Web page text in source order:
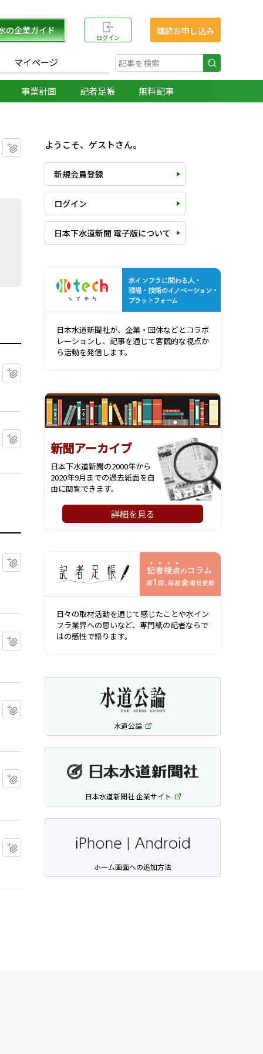
の企業ガイド
ログイン
購読お申し込み
マイページ
事業計画 記者足帳 無料記事
マイクリップに追加
マイクリップに追加
マイクリップに追加
マイクリップに追加
ようこそ、ゲストさん。
新規会員登録
ログイン
日本下水道新聞 電子版について
日本水道新聞社が、企業・団体などとコラボ
レーションし、記事を通じて客観的な視点か
ら活動を発信します。
新聞アーカイブ
日本下水道新聞の2000年から
2020年9月までの過去紙面を自
由に閲覧できます。
詳細を見る
日々の取材活動を通じて感じたことや水イン
フラ業界への思いなど、専門紙の記者ならで
はの感性で語ります。
水道公論
日本水道新聞社 企業サイト
ホーム画面への追加方法